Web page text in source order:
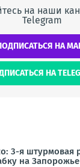
на наши
Telegram
НА
НА
3-я штурмовая
на Запорожье